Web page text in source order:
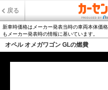
戻る
新車時価格はメーカー発表当時の車両本体価
もメーカー発表時の情報に基いています。
オペル オメガワゴン GLの燃費